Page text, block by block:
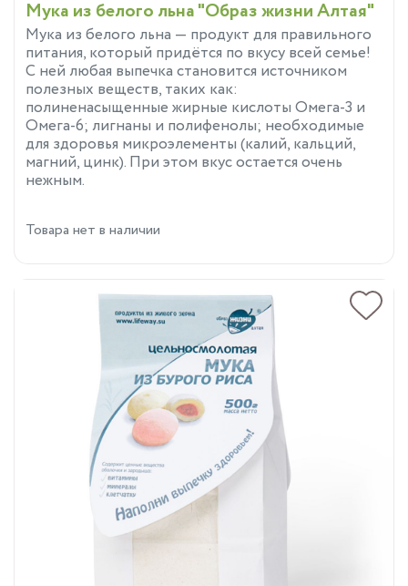
Мука из белого льна "Образ жизни Алтая"
Мука из белого льна — продукт для правильного
питания, который придётся по вкусу всей семье!
С ней любая выпечка становится источником
полезных веществ, таких как:
полиненасыщенные жирные кислоты Омега-3 и
Омега-6; лигнаны и полифенолы; необходимые
для здоровья микроэлементы (калий, кальций,
магний, цинк). При этом вкус остается очень
нежным.
Товара нет в наличии